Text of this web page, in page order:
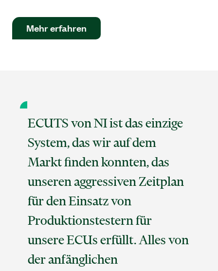
Mehr erfahren
ECUTS von NI ist das einzige
System, das wir auf dem
Markt finden konnten, das
unseren aggressiven Zeitplan
für den Einsatz von
Produktionstestern für
unsere ECUs erfüllt. Alles von
der anfänglichen